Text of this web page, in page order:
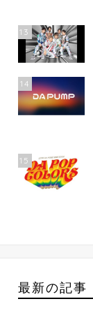
13
14
15
最新の記事